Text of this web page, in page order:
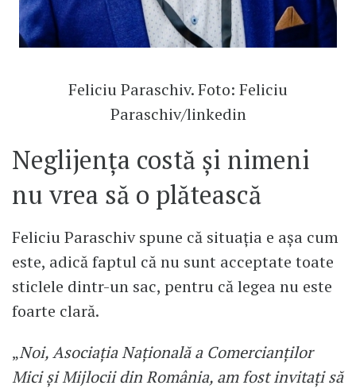
Feliciu Paraschiv. Foto: Feliciu
Paraschiv/linkedin
Neglijența costă și nimeni
nu vrea să o plătească
Feliciu Paraschiv spune că situația e așa cum
este, adică faptul că nu sunt acceptate toate
sticlele dintr-un sac, pentru că legea nu este
foarte clară.
„Noi, Asociaţia Naţională a Comerci­anţilor
Mici şi Mijlocii din România, am fost invitați să